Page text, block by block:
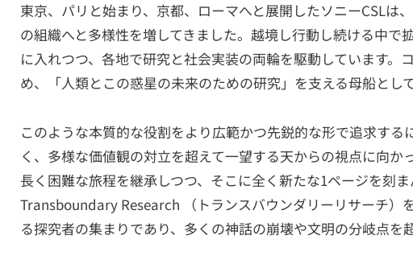
東京、パリと始まり、京都、ローマへと展開したソニーCSL
の組織へと多様性を増してきました。越境し行動し続ける中
に入れつつ、各地で研究と社会実装の両輪を駆動しています
め、「人類とこの惑星の未来のための研究」を支える母船とし
このような本質的な役割をより広範かつ先鋭的な形で追求す
く、多様な価値観の対立を超えて一望する天からの視点に向
長く困難な旅程を継承しつつ、そこに全く新たな1ページを刻
Transboundary Research （トランスバウンダリーリサーチ）
る探究者の集まりであり、多くの神話の崩壊や文明の分岐点を